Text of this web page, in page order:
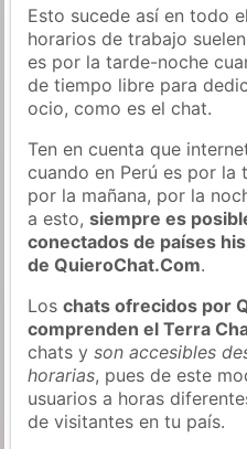
Esto sucede así en todo
horarios de trabajo
es por la tarde-noche
de tiempo libre para
ocio, como es el chat.
Ten en cuenta que
cuando en Perú es por la
por la mañana, por la
a esto,siempre es
conectados de países
de QuieroChat.Com.
Loschats ofrecidos por
comprenden el Terra
chats yson accesibles
horarias, pues de este
usuarios a horas
de visitantes en tu país.